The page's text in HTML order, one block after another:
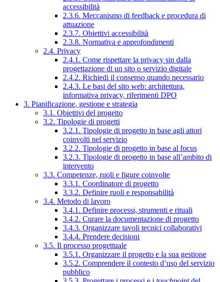
accessibilità
2.3.6. Meccanismo di feedback e procedura di
attuazione
2.3.7. Obiettivi accessibilità
2.3.8. Normativa e approfondimenti
2.4. Privacy
2.4.1. Come rispettare la privacy sin dalla
progettazione di un sito o servizio digitale
2.4.2. Richiedi il consenso quando necessario
2.4.3. Le basi del sito web: architettura,
informativa privacy, riferimenti DPO
3. Pianificazione, gestione e strategia
3.1. Obiettivi del progetto
3.2. Tipologie di progetti
3.2.1. Tipologie di progetto in base agli attori
coinvolti nel servizio
3.2.2. Tipologie di progetto in base al focus
3.2.3. Tipologie di progetto in base all’ambito di
intervento
3.3. Competenze, ruoli e figure coinvolte
3.3.1. Coordinatore di progetto
3.3.2. Definire ruoli e responsabilità
3.4. Metodo di lavoro
3.4.1. Definire processi, strumenti e rituali
3.4.2. Curare la documentazione di progetto
3.4.3. Organizzare tavoli tecnici collaborativi
3.4.4. Prendere decisioni
3.5. Il processo progettuale
3.5.1. Organizzare il progetto e la sua gestione
3.5.2. Comprendere il contesto d’uso del servizio
pubblico